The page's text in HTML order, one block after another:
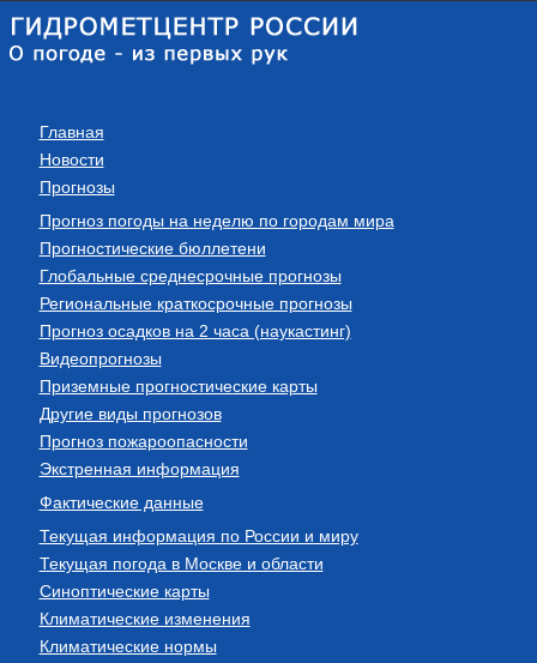
Главная
Новости
Прогнозы
Прогноз погоды на неделю по городам мира
Прогностические бюллетени
Глобальные среднесрочные прогнозы
Региональные краткосрочные прогнозы
Прогноз осадков на 2 часа (наукастинг)
Видеопрогнозы
Приземные прогностические карты
Другие виды прогнозов
Прогноз пожароопасности
Экстренная информация
Фактические данные
Текущая информация по России и миру
Текущая погода в Москве и области
Синоптические карты
Климатические изменения
Климатические нормы